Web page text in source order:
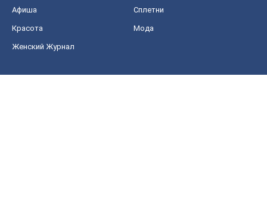
Афиша Сплетни
Красота Мода
Женский Журнал